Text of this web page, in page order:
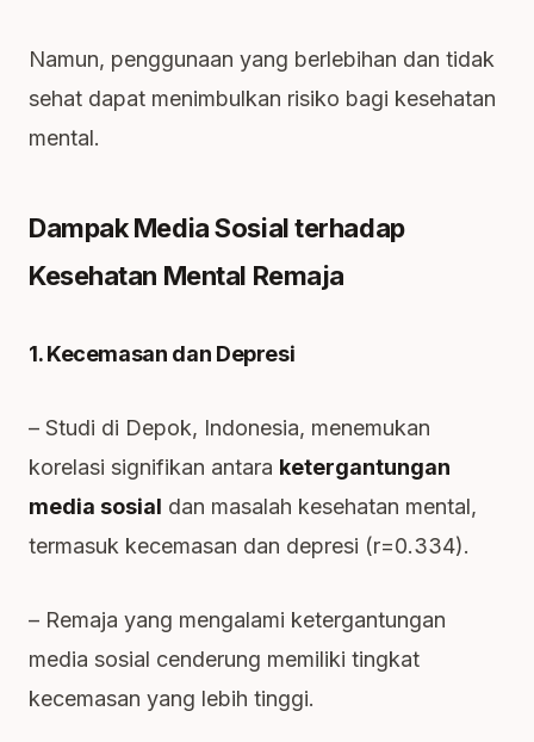
Namun, penggunaan yang berlebihan dan tidak
sehat dapat menimbulkan risiko bagi kesehatan
mental.
Dampak Media Sosial terhadap
Kesehatan Mental Remaja
1. Kecemasan dan Depresi
– Studi di Depok, Indonesia, menemukan
korelasi signifikan antara ketergantungan
media sosial dan masalah kesehatan mental,
termasuk kecemasan dan depresi (r=0.334).
– Remaja yang mengalami ketergantungan
media sosial cenderung memiliki tingkat
kecemasan yang lebih tinggi.